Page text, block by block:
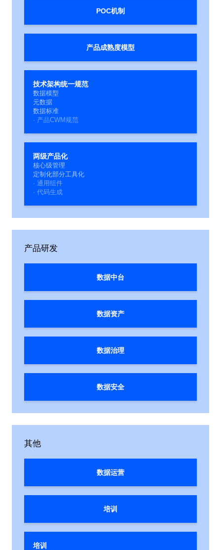
POC机制
产品成熟度模型
技术架构统一规范
数据模型
元数据
数据标准
· 产品CWM规范
两级产品化
核心级管理
定制化部分工具化
· 通用组件
· 代码生成
产品研发
数据中台
数据资产
数据治理
数据安全
其他
数据运营
培训
培训